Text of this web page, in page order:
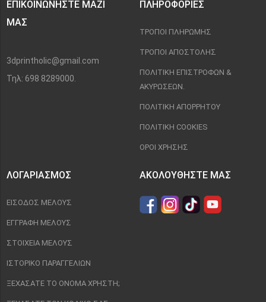
ΕΠΙΚΟΙΝΩΝΉΣΤΕ ΜΑΖΊ
ΜΑΣ
3dprintholic@gmail.com
Τηλ: 698 8289000.
ΠΛΗΡΟΦΟΡΊΕΣ
ΤΡΌΠΟΙ ΠΛΗΡΩΜΉΣ
ΤΡΌΠΟΙ ΑΠΟΣΤΟΛΉΣ
ΠΟΛΙΤΙΚΉ ΕΠΙΣΤΡΟΦΏΝ &
ΑΚΥΡΏΣΕΩΝ.
ΠΟΛΙΤΙΚΉ ΑΠΟΡΡΉΤΟΥ
ΠΟΛΙΤΙΚΉ COOKIES
ΌΡΟΙ ΧΡΉΣΗΣ
ΛΟΓΑΡΙΑΣΜΌΣ
ΕΊΣΟΔΟΣ ΜΈΛΟΥΣ
ΕΓΓΡΑΦΉ ΜΈΛΟΥΣ
ΣΤΟΙΧΕΊΑ ΜΈΛΟΥΣ
ΙΣΤΟΡΙΚΌ ΠΑΡΑΓΓΕΛΙΏΝ
ΞΕΧΆΣΑΤΕ ΤΟ ΌΝΟΜΑ ΧΡΉΣΤΗ;
ΑΚΟΛΟΥΘΉΣΤΕ ΜΑΣ